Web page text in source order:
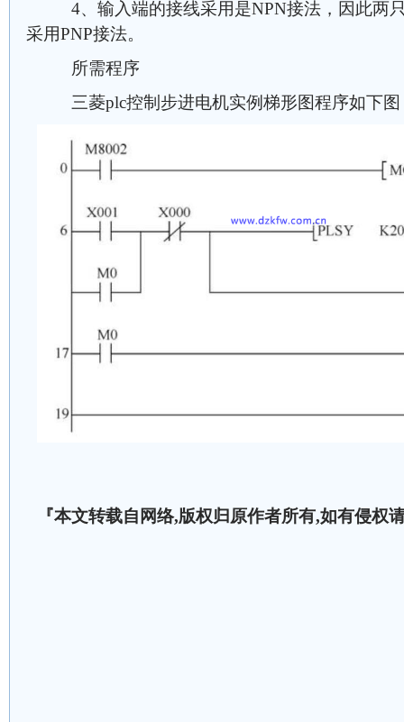
4、输入端的接线采用是NPN接法，因此两
采用PNP接法。
所需程序
三菱plc控制步进电机实例梯形图程序如下图
『本文转载自网络,版权归原作者所有,如有侵权